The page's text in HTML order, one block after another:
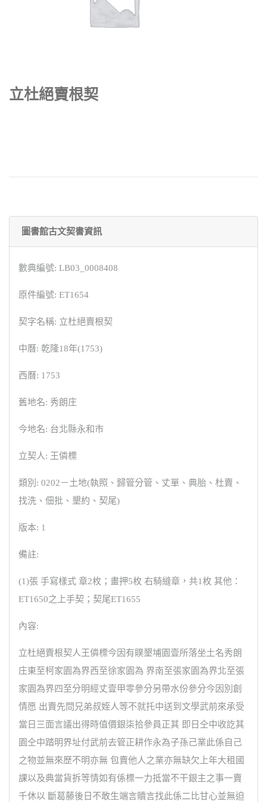
立杜絕賣根契
圖書館古文契書資訊
數典編號: LB03_0008408
原件編號: ET1654
契字名稱: 立杜絕賣根契
中曆: 乾隆18年(1753)
西曆: 1753
舊地名: 秀朗庄
今地名: 台北縣永和市
立契人: 王僯標
類別: 0202－土地(執照、歸管分管、丈單、典胎、杜賣、
找洗、佃批、墾約、契尾)
版本: 1
備註:
(1)張 手寫樣式 章2枚；畫押5枚 右騎縫章，共1枚 其他：
ET1650之上手契；契尾ET1655
內容:
立杜絕賣根契人王僯標今因有贌墾埔園壹所落坐土名秀朗
庄東至柯家園為界西至徐家園為 界南至張家園為界北至張
家園為界四至分明經丈壹甲零參分另帶水份參分今因別創
情愿 出賣先問兄弟叔姪人等不就托中送到文學武前來承受
當日三面言議出得時值價銀柒拾參員正其 即日仝中收訖其
園仝中踏明界址付武前去管正耕作永為子孫己業此係自己
之物並無來歷不明亦無 包賣他人之業亦無缺欠上年大租國
課以及典當貨拆等情如有係標一力抵當不干銀主之事一賣
千休以 斷葛藤後日不敢生端言贖言找此係二比甘心並無迫